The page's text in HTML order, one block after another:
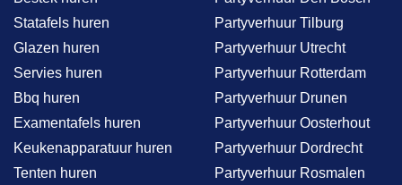
Statafels huren
Glazen huren
Servies huren
Bbq huren
Examentafels huren
Keukenapparatuur huren
Tenten huren
Partyverhuur Tilburg
Partyverhuur Utrecht
Partyverhuur Rotterdam
Partyverhuur Drunen
Partyverhuur Oosterhout
Partyverhuur Dordrecht
Partyverhuur Rosmalen